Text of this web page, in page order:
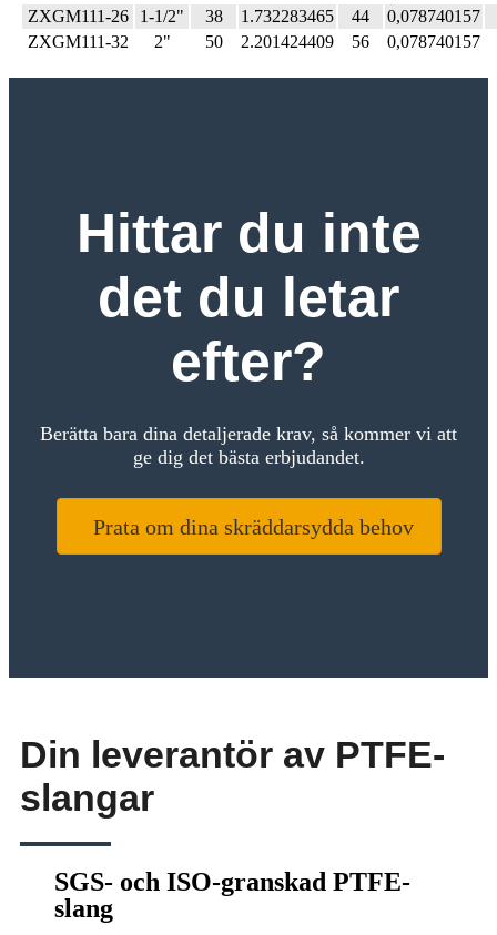
ZXGM111-26
1-1/2" 38 1.732283465 44
0,078740157
ZXGM111-32
2" 50 2.201424409 56 0,078740157
Hittar du inte
det du letar
efter?
Berätta bara dina detaljerade krav, så kommer vi att
ge dig det bästa erbjudandet.
Prata om dina skräddarsydda behov
Din leverantör av PTFE-
slangar
SGS- och ISO-granskad PTFE-
slang